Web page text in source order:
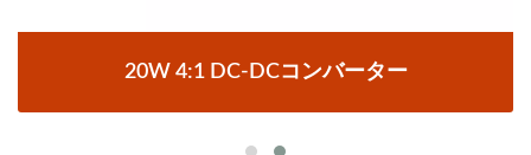
20W 4:1 DC-DCコンバーター